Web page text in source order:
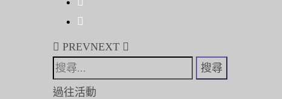
會
議〉
中
Post
navigation
PREVNEXT
搜
尋
過往活動